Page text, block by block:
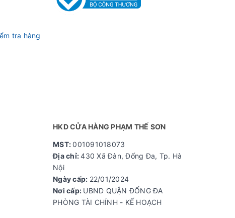
giúp xe
tra hàng
HKD CỬA HÀNG PHẠM THẾ SƠN
MST:001091018073
Địa chỉ:430 Xã Đàn, Đống Đa, Tp. Hà
Nội
Ngày cấp: 22/01/2024
Nơi cấp: UBND QUẬN ĐỐNG ĐA
PHÒNG TÀI CHÍNH - KẾ HOẠCH